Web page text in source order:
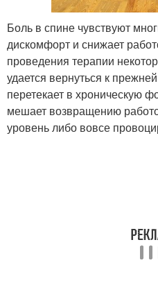
Боль в спине чувствуют
дискомфорт и снижает
проведения терапии
удается вернуться к
перетекает в хроническую
мешает возвращению
уровень либо вовсе